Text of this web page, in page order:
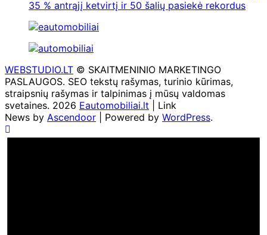
35 % antrąjį ketvirtį ir 50 šalių pasiekė rekordus
WEBSTUDIO.LT © SKAITMENINIO MARKETINGO
PASLAUGOS. SEO tekstų rašymas, turinio kūrimas,
straipsnių rašymas ir talpinimas į mūsų valdomas
svetaines. 2026 Eautomobiliai.lt | Link
News by Ascendoor | Powered by WordPress.